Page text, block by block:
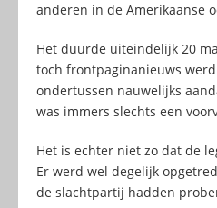
anderen in de Amerikaanse
Het duurde uiteindelijk 20
toch frontpaginanieuws
ondertussen nauwelijks
was immers slechts een
Het is echter niet zo dat de
Er werd wel degelijk
de slachtpartij hadden